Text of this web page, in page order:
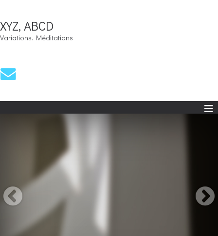
XYZ, ABCD
Variations. Méditations